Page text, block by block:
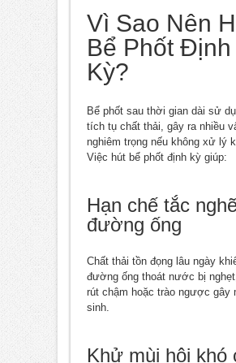
Vì Sao Nên
Bể Phốt Định
Kỳ?
Bể phốt sau thời gian dài sử
tích tụ chất thải, gây ra nhiều
nghiêm trọng nếu không xử lý
Việc hút bể phốt định kỳ giúp:
Hạn chế tắc
đường ống
Chất thải tồn đọng lâu ngày
đường ống thoát nước bị
rút chậm hoặc trào ngược gây
sinh.
Khử mùi hôi khó